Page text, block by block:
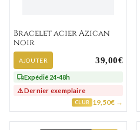
Bracelet acier Azican
noir
AJOUTER 39,00€
Expédié 24-48h
⚠️ Dernier exemplaire
CLUB 19,50€ →